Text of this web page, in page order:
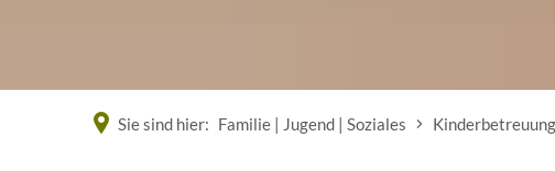
Sie sind hier: Familie | Jugend | Soziales Kinderbetreuung